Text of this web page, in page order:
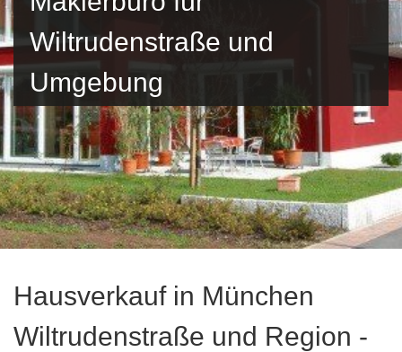
Wiltrudenstraße und
Umgebung
Hausverkauf in München
Wiltrudenstraße und Region -